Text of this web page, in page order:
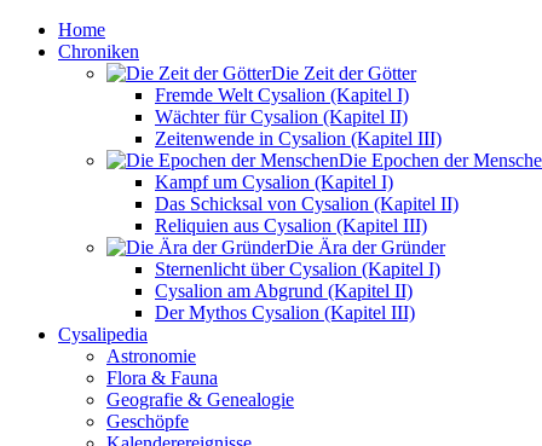
Home
Chroniken
Die Zeit der Götter
Fremde Welt Cysalion (Kapitel I)
Wächter für Cysalion (Kapitel II)
Zeitenwende in Cysalion (Kapitel III)
Die Epochen der
Kampf um Cysalion (Kapitel I)
Das Schicksal von Cysalion (Kapitel II)
Reliquien aus Cysalion (Kapitel III)
Die Ära der Gründer
Sternenlicht über Cysalion (Kapitel I)
Cysalion am Abgrund (Kapitel II)
Der Mythos Cysalion (Kapitel III)
Cysalipedia
Astronomie
Flora & Fauna
Geografie & Genealogie
Geschöpfe